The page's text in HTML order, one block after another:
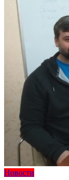
Новости